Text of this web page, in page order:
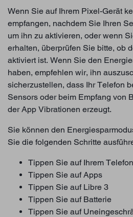
Wenn Sie auf Ihrem Pixel-Gerät
empfangen, nachdem Sie Ihren
um ihn zu aktivieren, oder wenn
erhalten, überprüfen Sie bitte, ob
aktiviert ist. Wenn Sie den
haben, empfehlen wir, ihn
sicherzustellen, dass Ihr Telefon
Sensors oder beim Empfang von
der App Vibrationen erzeugt.
Sie können den
Sie die folgenden Schritte
Tippen Sie auf Ihrem
Tippen Sie auf Apps
Tippen Sie auf Libre 3
Tippen Sie auf Batterie
Tippen Sie auf